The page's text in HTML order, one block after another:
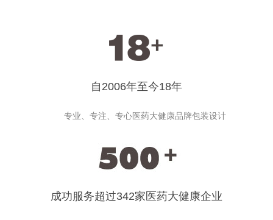
自2006年至今18年
专业、专注、专心医药大健康品牌包装设计
成功服务超过342家医药大健康企业